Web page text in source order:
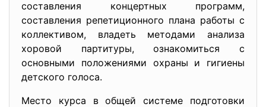
составления концертных программ,
составления репетиционного плана работы с
коллективом, владеть методами анализа
хоровой партитуры, ознакомиться с
основными положениями охраны и гигиены
детского голоса.
Место курса в общей системе подготовки